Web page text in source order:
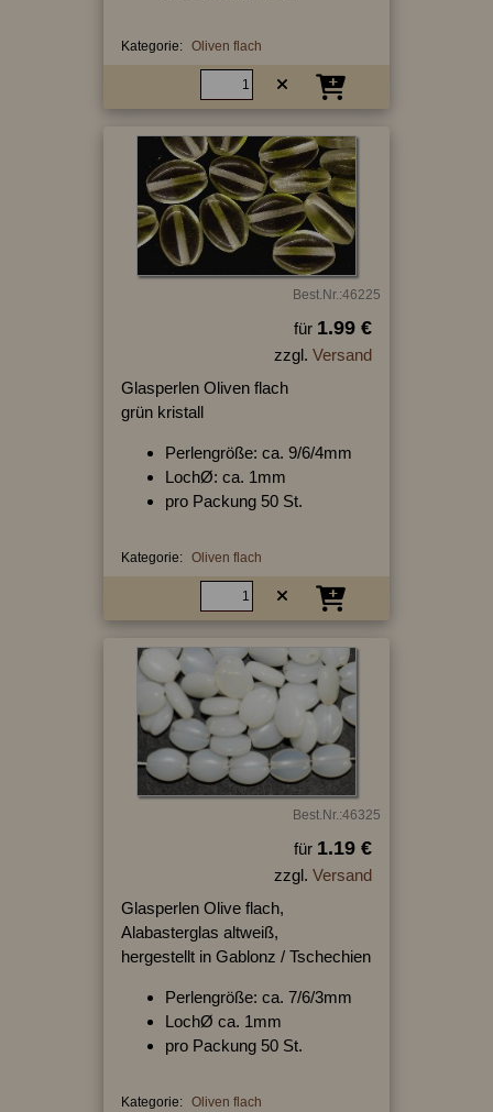
Kategorie: Oliven flach
Best.Nr.:46225
für 1.99 €
zzgl. Versand
Glasperlen Oliven flach
grün kristall
Perlengröße: ca. 9/6/4mm
LochØ: ca. 1mm
pro Packung 50 St.
Kategorie: Oliven flach
Best.Nr.:46325
für 1.19 €
zzgl. Versand
Glasperlen Olive flach,
Alabasterglas altweiß,
hergestellt in Gablonz / Tschechien
Perlengröße: ca. 7/6/3mm
LochØ ca. 1mm
pro Packung 50 St.
Kategorie: Oliven flach